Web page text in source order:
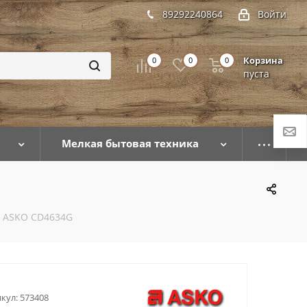
Войти
89292240864
0 0 Корзина
пуста
0
Мелкая бытовая техника
CD4634G
573408